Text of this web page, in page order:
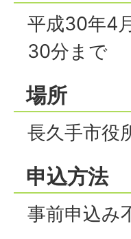
平成30年4
30分まで
場所
長久手市役
申込方法
事前申込み